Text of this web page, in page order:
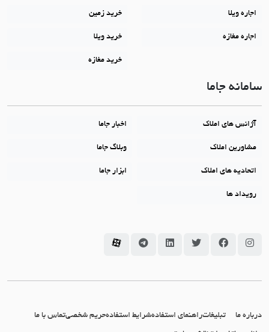
اجاره ویلا
اجاره مغازه
خرید زمین
خرید ویلا
خرید مغازه
سامانه جاما
آژانس های املاک اخبار جاما
مشاورین املاک وبلاگ جاما
اتحادیه های املاک ابزار جاما
رویداد ها
سامانه جاما در اینستاگرام
سامانه جاما در فیسبوک
سامانه جاما در توئیتر
سامانه جاما در لینکداین
سامانه جاما در تلگرام
سامانه جاما در آپارات
درباره ما تبلیغاتراهنمای استفادهشرایط استفادهحریم شخصیتماس با ما